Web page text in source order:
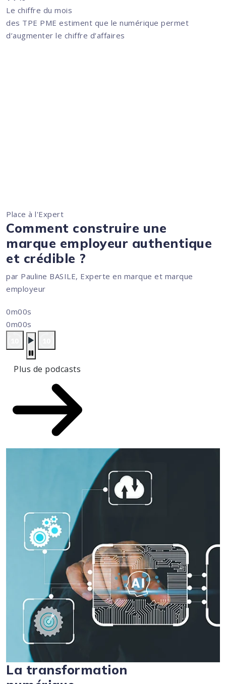
Le chiffre du mois
des TPE PME estiment que le numérique permet
d’augmenter le chiffre d’affaires
Place à l'Expert
Comment construire une
marque employeur authentique
et crédible ?
par Pauline BASILE, Experte en marque et marque
employeur
0m00s
0m00s
Plus de podcasts
La transformation